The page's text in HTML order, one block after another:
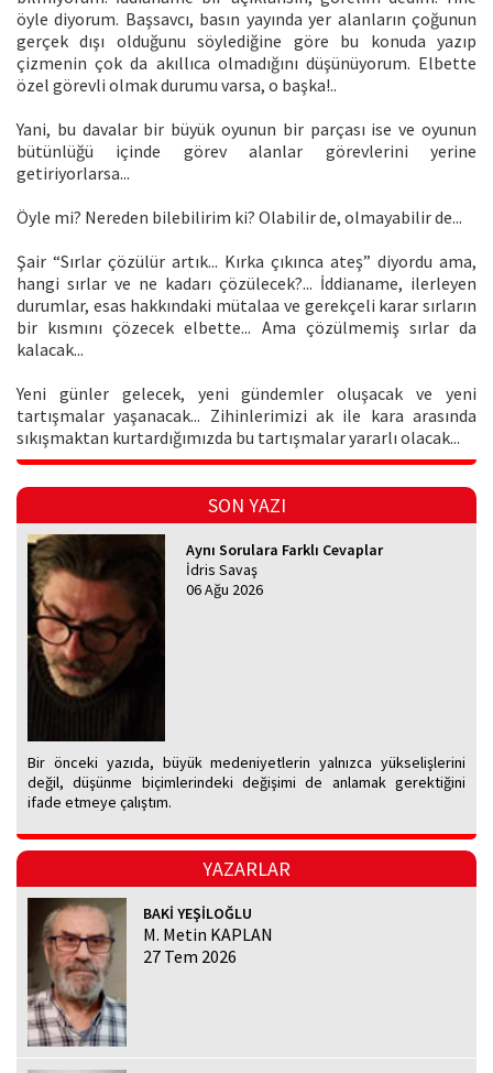
öyle diyorum. Başsavcı, basın yayında yer alanların çoğunun
gerçek dışı olduğunu söylediğine göre bu konuda yazıp
çizmenin çok da akıllıca olmadığını düşünüyorum. Elbette
özel görevli olmak durumu varsa, o başka!..
Yani, bu davalar bir büyük oyunun bir parçası ise ve oyunun
bütünlüğü içinde görev alanlar görevlerini yerine
getiriyorlarsa...
Öyle mi? Nereden bilebilirim ki? Olabilir de, olmayabilir de...
Şair “Sırlar çözülür artık... Kırka çıkınca ateş” diyordu ama,
hangi sırlar ve ne kadarı çözülecek?... İddianame, ilerleyen
durumlar, esas hakkındaki mütalaa ve gerekçeli karar sırların
bir kısmını çözecek elbette... Ama çözülmemiş sırlar da
kalacak...
Yeni günler gelecek, yeni gündemler oluşacak ve yeni
tartışmalar yaşanacak... Zihinlerimizi ak ile kara arasında
sıkışmaktan kurtardığımızda bu tartışmalar yararlı olacak...
SON YAZI
Aynı Sorulara Farklı Cevaplar
İdris Savaş
06 Ağu 2026
Bir önceki yazıda, büyük medeniyetlerin yalnızca yükselişlerini
değil, düşünme biçimlerindeki değişimi de anlamak gerektiğini
ifade etmeye çalıştım.
YAZARLAR
BAKİ YEŞİLOĞLU
M. Metin KAPLAN
27 Tem 2026